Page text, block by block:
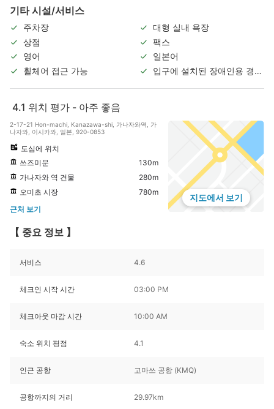
기타 시설/서비스
주차장
대형 실내 욕장
상점
팩스
영어
일본어
휠체어 접근 가능
입구에 설치된 장애인용 경사
4.1 위치 평가 - 아주 좋음
2-17-21 Hon-machi, Kanazawa-shi, 가나자와역, 가
나자와, 이시카와, 일본, 920-0853
도심에 위치
쓰즈미문
130m
가나자와 역 건물
280m
오미초 시장
780m
근처 보기
지도에서 보기
【 중요 정보 】
서비스 4.6
체크인 시작 시간 03:00 PM
체크아웃 마감 시간 10:00 AM
숙소 위치 평점 4.1
인근 공항 고마쓰 공항 (KMQ)
공항까지의 거리 29.97km